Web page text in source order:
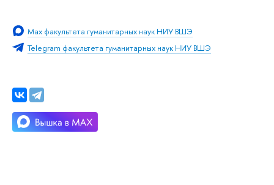
Мах факультета гуманитарных наук НИУ ВШЭ
Telegram факультета гуманитарных наук НИУ ВШЭ